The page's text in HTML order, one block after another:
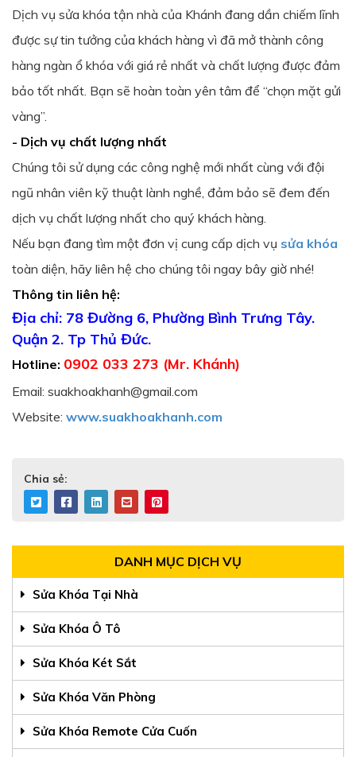
Dịch vụ sửa khóa tận nhà của Khánh đang dần chiếm lĩnh
được sự tin tưởng của khách hàng vì đã mở thành công
hàng ngàn ổ khóa với giá rẻ nhất và chất lượng được đảm
bảo tốt nhất. Bạn sẽ hoàn toàn yên tâm để “chọn mặt gửi
vàng”.
- Dịch vụ chất lượng nhất
Chúng tôi sử dụng các công nghệ mới nhất cùng với đội
ngũ nhân viên kỹ thuật lành nghề, đảm bảo sẽ đem đến
dịch vụ chất lượng nhất cho quý khách hàng.
Nếu bạn đang tìm một đơn vị cung cấp dịch vụ sửa khóa
toàn diện, hãy liên hệ cho chúng tôi ngay bây giờ nhé!
Thông tin liên hệ:
Địa chỉ: 78 Đường 6, Phường Bình Trưng Tây.
Quận 2. Tp Thủ Đức.
Hotline: 0902 033 273 (Mr. Khánh)
Email: suakhoakhanh@gmail.com
Website: www.suakhoakhanh.com
Chia sẻ:
DANH MỤC DỊCH VỤ
Sửa Khóa Tại Nhà
Sửa Khóa Ô Tô
Sửa Khóa Két Sắt
Sửa Khóa Văn Phòng
Sửa Khóa Remote Cửa Cuốn